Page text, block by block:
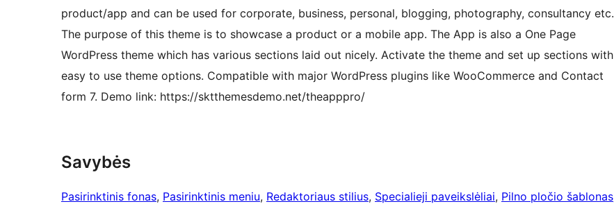
product/app and can be used for corporate, business, personal, blogging, photography, consultancy etc.
The purpose of this theme is to showcase a product or a mobile app. The App is also a One Page
WordPress theme which has various sections laid out nicely. Activate the theme and set up sections with
easy to use theme options. Compatible with major WordPress plugins like WooCommerce and Contact
form 7. Demo link: https://sktthemesdemo.net/theapppro/
Savybės
Pasirinktinis fonas, Pasirinktinis meniu, Redaktoriaus stilius, Specialieji paveikslėliai, Pilno pločio šablonas